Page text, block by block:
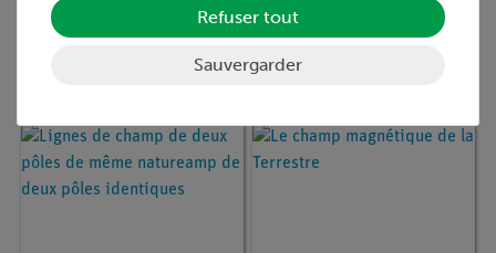
Article n° :
Cobra SMARTsense 3-
Axis Magnetic field -
Capteur de mesure du
(Bluetooth + USB)
Article n° :
Matériaux magnétiques
et non magnétiquest
amagnétiques
Refuser tout
Sauvergarder